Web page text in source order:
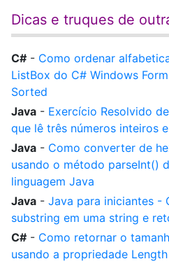
Dicas e truques de
C# - Como ordenar
ListBox do C# Windows
Sorted
Java - Exercício Resolvido
que lê três números inteiros
Java - Como converter de
usando o método parseInt()
linguagem Java
Java - Java para iniciantes -
substring em uma string e
C# - Como retornar o
usando a propriedade Length